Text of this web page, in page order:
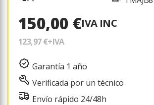
150,00 €IVA INC
123,97 €+IVA
Garantía 1 año
Verificada por un técnico
Envío rápido 24/48h